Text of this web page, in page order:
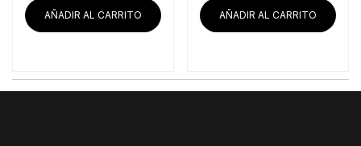
AÑADIR AL CARRITO AÑADIR AL CARRITO